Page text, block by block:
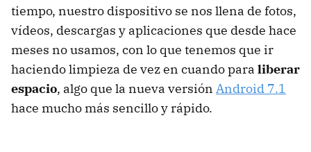
tiempo, nuestro dispositivo se nos llena de fotos,
vídeos, descargas y aplicaciones que desde hace
meses no usamos, con lo que tenemos que ir
haciendo limpieza de vez en cuando para liberar
espacio, algo que la nueva versión Android 7.1
hace mucho más sencillo y rápido.